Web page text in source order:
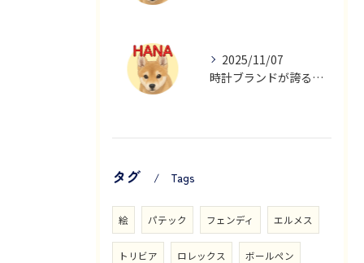
2025/11/07
時計ブランドが誇る技術力と人気モデルの深掘り解説
タグ Tags
絵 パテック フェンディ エルメス
トリビア ロレックス ボールペン